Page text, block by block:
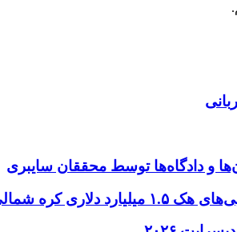
و دادگاه‌ها توسط محققان سایبری
کره شمالی